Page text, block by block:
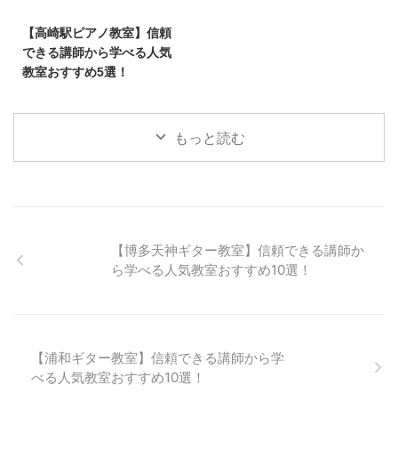
クラシックギター
月４回（３０分／回） １４,９６０円
【高崎駅ピアノ教室】信頼
できる講師から学べる人気
教室おすすめ5選！
もっと読む
【博多天神ギター教室】信頼できる講師か
ら学べる人気教室おすすめ10選！
【浦和ギター教室】信頼できる講師から学
べる人気教室おすすめ10選！